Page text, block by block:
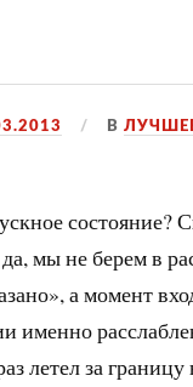
В
состояние?
мы не берем в
а момент
именно
летел за